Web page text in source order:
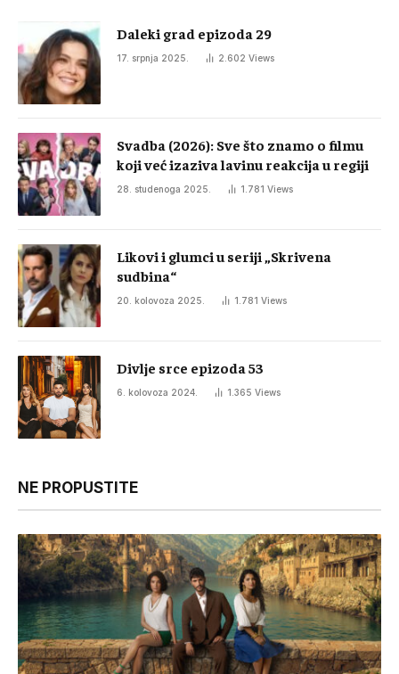
Daleki grad epizoda 29
17. srpnja 2025. 2.602 Views
Svadba (2026): Sve što znamo o filmu
koji već izaziva lavinu reakcija u regiji
28. studenoga 2025. 1.781 Views
Likovi i glumci u seriji „Skrivena
sudbina“
20. kolovoza 2025. 1.781 Views
Divlje srce epizoda 53
6. kolovoza 2024. 1.365 Views
NE PROPUSTITE